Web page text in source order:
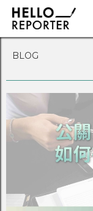
BLOG